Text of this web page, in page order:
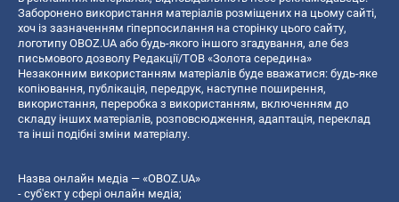
Заборонено використання матеріалів розміщених на цьому сайті,
хоч із зазначенням гіперпосилання на сторінку цього сайту,
логотипу OBOZ.UA або будь-якого іншого згадування, але без
письмового дозволу Редакції/ТОВ «Золота середина»
Незаконним використанням матеріалів буде вважатися: будь-яке
копiювання, публiкацiя, передрук, наступне поширення,
використання, переробка з використанням, включенням до
складу інших матеріалів, розповсюдження, адаптація, переклад
та інші подібні зміни матеріалу.
Назва онлайн медіа — «OBOZ.UA»
- суб'єкт у сфері онлайн медіа;